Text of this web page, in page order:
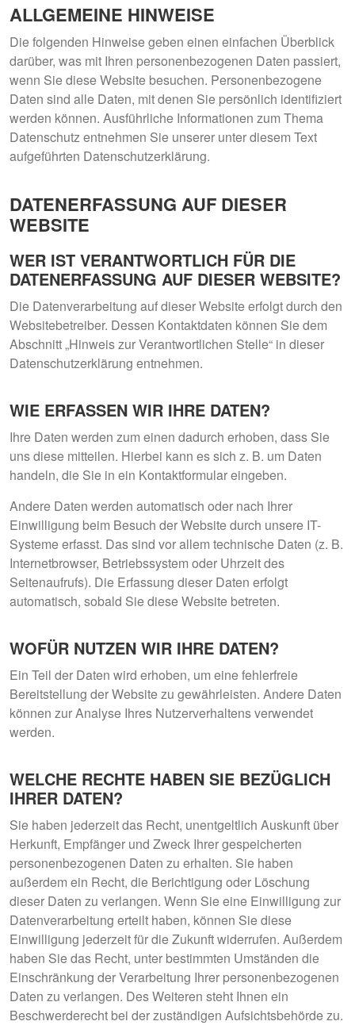
ALLGEMEINE HINWEISE
Die folgenden Hinweise geben einen einfachen Überblick
darüber, was mit Ihren personenbezogenen Daten passiert,
wenn Sie diese Website besuchen. Personenbezogene
Daten sind alle Daten, mit denen Sie persönlich identifiziert
werden können. Ausführliche Informationen zum Thema
Datenschutz entnehmen Sie unserer unter diesem Text
aufgeführten Datenschutzerklärung.
DATENERFASSUNG AUF DIESER
WEBSITE
WER IST VERANTWORTLICH FÜR DIE
DATENERFASSUNG AUF DIESER WEBSITE?
Die Datenverarbeitung auf dieser Website erfolgt durch den
Websitebetreiber. Dessen Kontaktdaten können Sie dem
Abschnitt „Hinweis zur Verantwortlichen Stelle“ in dieser
Datenschutzerklärung entnehmen.
WIE ERFASSEN WIR IHRE DATEN?
Ihre Daten werden zum einen dadurch erhoben, dass Sie
uns diese mitteilen. Hierbei kann es sich z. B. um Daten
handeln, die Sie in ein Kontaktformular eingeben.
Andere Daten werden automatisch oder nach Ihrer
Einwilligung beim Besuch der Website durch unsere IT-
Systeme erfasst. Das sind vor allem technische Daten (z. B.
Internetbrowser, Betriebssystem oder Uhrzeit des
Seitenaufrufs). Die Erfassung dieser Daten erfolgt
automatisch, sobald Sie diese Website betreten.
WOFÜR NUTZEN WIR IHRE DATEN?
Ein Teil der Daten wird erhoben, um eine fehlerfreie
Bereitstellung der Website zu gewährleisten. Andere Daten
können zur Analyse Ihres Nutzerverhaltens verwendet
werden.
WELCHE RECHTE HABEN SIE BEZÜGLICH
IHRER DATEN?
Sie haben jederzeit das Recht, unentgeltlich Auskunft über
Herkunft, Empfänger und Zweck Ihrer gespeicherten
personenbezogenen Daten zu erhalten. Sie haben
außerdem ein Recht, die Berichtigung oder Löschung
dieser Daten zu verlangen. Wenn Sie eine Einwilligung zur
Datenverarbeitung erteilt haben, können Sie diese
Einwilligung jederzeit für die Zukunft widerrufen. Außerdem
haben Sie das Recht, unter bestimmten Umständen die
Einschränkung der Verarbeitung Ihrer personenbezogenen
Daten zu verlangen. Des Weiteren steht Ihnen ein
Beschwerderecht bei der zuständigen Aufsichtsbehörde zu.